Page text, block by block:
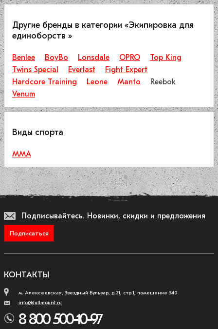
Другие бренды в категории «Экипировка для
единоборств »
Benlee BoyBo Lonsdale OPRO
Top King
Twins Special
Everlast
Fight Expert
Hardcore Training
Leone Manto
Reebok
Venum
Виды спорта
ММА
Подписывайтесь. Новинки, скидки и предложения
Подписаться
КОНТАКТЫ
м. Алексеевская, Звездный Бульвар, д.21, стр.1, помещение 540
info@fullmount.ru
8 800 500-10-97